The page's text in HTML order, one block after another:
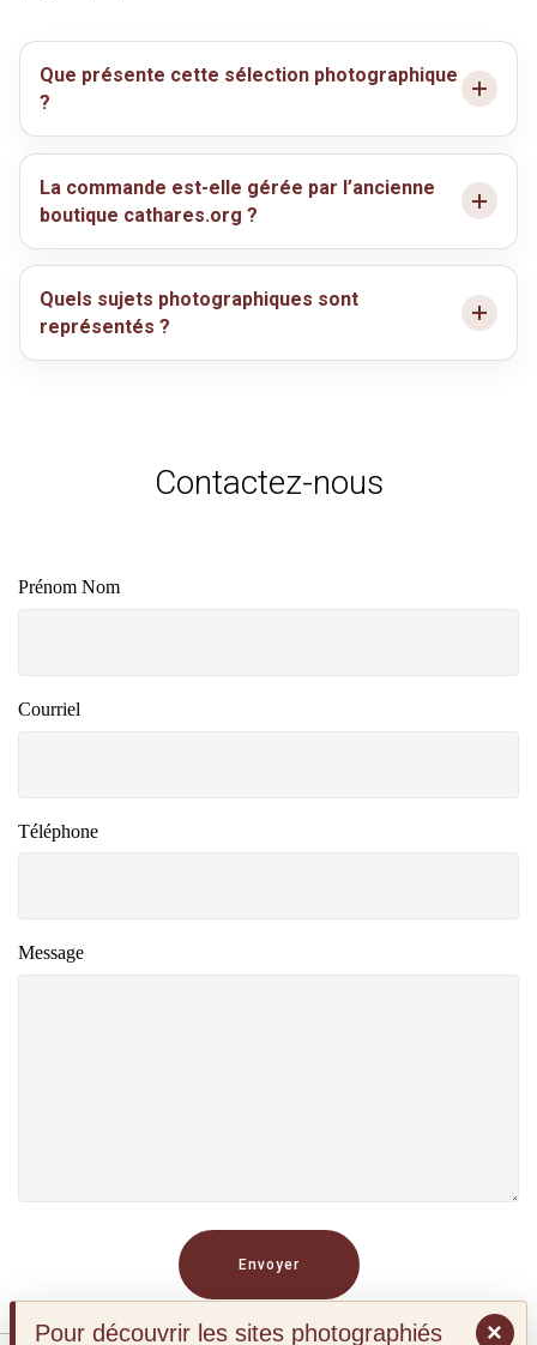
Que présente cette sélection photographique
?
La commande est-elle gérée par l’ancienne
boutique cathares.org ?
Quels sujets photographiques sont
représentés ?
Contactez-nous
Prénom Nom
Courriel
Téléphone
Message
Envoyer
Create awesome websites!
Create awesome websites!
×
Pour découvrir les sites photographiés